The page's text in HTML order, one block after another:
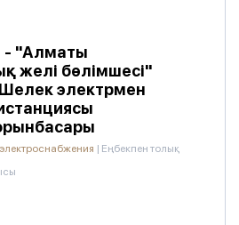
"Алматы
желі бөлімшесі"
электрмен
| Еңбекпен толық